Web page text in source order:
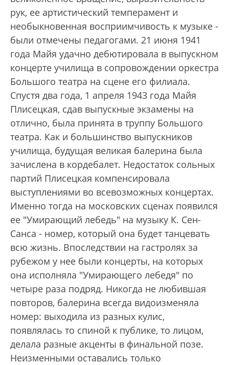
рук, ее артистический темперамент и
необыкновенная восприимчивость к музыке -
были отмечены педагогами. 21 июня 1941
года Майя удачно дебютировала в выпускном
концерте училища в сопровождении оркестра
Большого театра на сцене его филиала.
Спустя два года, 1 апреля 1943 года Майя
Плисецкая, сдав выпускные экзамены на
отлично, была принята в труппу Большого
театра. Как и большинство выпускников
училища, будущая великая балерина была
зачислена в кордебалет. Недостаток сольных
партий Плисецкая компенсировала
выступлениями во всевозможных концертах.
Именно тогда на московских сценах появился
ее "Умирающий лебедь" на музыку К. Сен-
Санса - номер, который она будет танцевать
всю жизнь. Впоследствии на гастролях за
рубежом у нее были концерты, на которых
она исполняла "Умирающего лебедя" по
четыре раза подряд. Никогда не любившая
повторов, балерина всегда видоизменяла
номер: выходила из разных кулис,
появлялась то спиной к публике, то лицом,
делала разные акценты в финальной позе.
Неизменными оставались только